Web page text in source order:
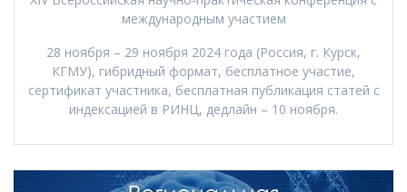
международным участием
28 ноября – 29 ноября 2024 года (Россия, г. Курск,
КГМУ), гибридный формат, бесплатное участие,
сертификат участника, бесплатная публикация статей с
индексацией в РИНЦ, дедлайн – 10 ноября.